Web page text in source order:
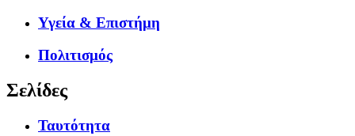
Υγεία & Επιστήμη
Πολιτισμός
Σελίδες
Ταυτότητα